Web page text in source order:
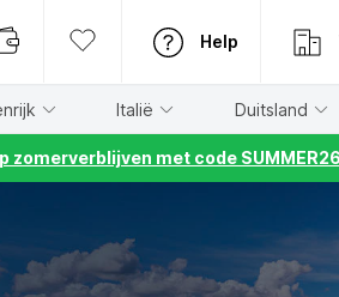
Help
Italië Duitsland
zomerverblijven met code SUMMER26